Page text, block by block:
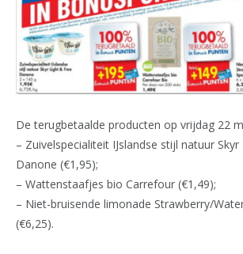
De terugbetaalde producten op vrijdag 22
– Zuivelspecialiteit IJslandse stijl natuur
Danone (€1,95);
– Wattenstaafjes bio Carrefour (€1,49);
– Niet-bruisende limonade Strawberry/
(€6,25).